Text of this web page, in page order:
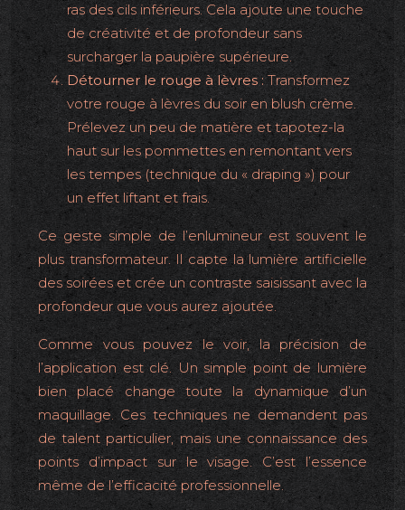
ras des cils inférieurs. Cela ajoute une touche
de créativité et de profondeur sans
surcharger la paupière supérieure.
Détourner le rouge à lèvres :Transformez
votre rouge à lèvres du soir en blush crème.
Prélevez un peu de matière et tapotez-la
haut sur les pommettes en remontant vers
les tempes (technique du « draping ») pour
un effet liftant et frais.
Ce geste simple de l’enlumineur est souvent le
plus transformateur. Il capte la lumière artificielle
des soirées et crée un contraste saisissant avec la
profondeur que vous aurez ajoutée.
Comme vous pouvez le voir, la précision de
l’application est clé. Un simple point de lumière
bien placé change toute la dynamique d’un
maquillage. Ces techniques ne demandent pas
de talent particulier, mais une connaissance des
points d’impact sur le visage. C’est l’essence
même de l’efficacité professionnelle.